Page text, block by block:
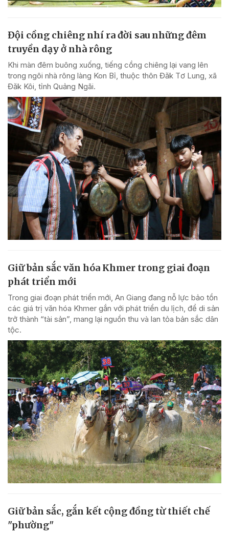
Đội cồng chiêng nhí ra đời sau những đêm
truyền dạy ở nhà rông
Khi màn đêm buông xuống, tiếng cồng chiêng lại vang lên
trong ngôi nhà rông làng Kon Bỉ, thuộc thôn Đăk Tơ Lung, xã
Đăk Kôi, tỉnh Quảng Ngãi.
Giữ bản sắc văn hóa Khmer trong giai đoạn
phát triển mới
Trong giai đoạn phát triển mới, An Giang đang nỗ lực bảo tồn
các giá trị văn hóa Khmer gắn với phát triển du lịch, để di sản
trở thành “tài sản”, mang lại nguồn thu và lan tỏa bản sắc dân
tộc.
Giữ bản sắc, gắn kết cộng đồng từ thiết chế
"phường"